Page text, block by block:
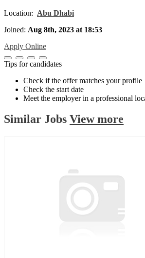
Location: Abu Dhabi
Joined: Aug 8th, 2023 at 18:53
Apply Online
Tips for candidates
Check if the offer matches your profile
Check the start date
Meet the employer in a professional
Similar Jobs View more